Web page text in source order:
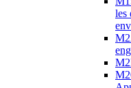
les